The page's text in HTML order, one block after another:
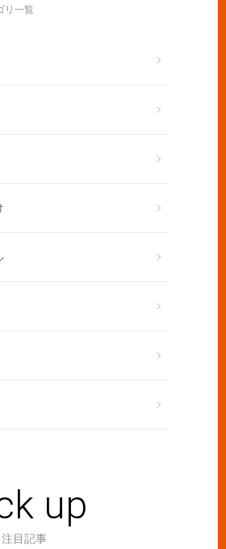
どキツい取締りが！しっかり守りたい
リ一覧
up
注目記事